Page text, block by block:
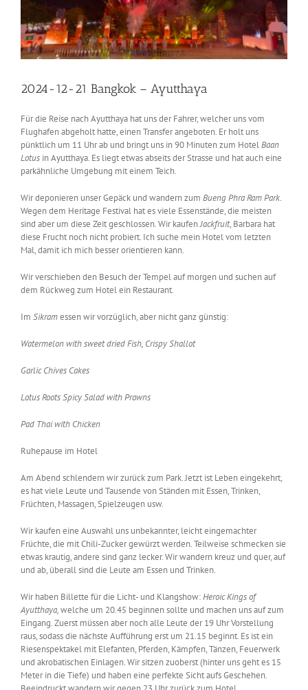
2024-12-21 Bangkok – Ayutthaya
Für die Reise nach Ayutthaya hat uns der Fahrer, welcher uns vom
Flughafen abgeholt hatte, einen Transfer angeboten. Er holt uns
pünktlich um 11 Uhr ab und bringt uns in 90 Minuten zum HotelBaan
Lotusin Ayutthaya. Es liegt etwas abseits der Strasse und hat auch eine
parkähnliche Umgebung mit einem Teich.
Wir deponieren unser Gepäck und wandern zum Bueng Phra Ram Park.
Wegen dem Heritage Festival hat es viele Essenstände, die meisten
sind aber um diese Zeit geschlossen. Wir kaufenJackfruit, Barbara hat
diese Frucht noch nicht probiert. Ich suche mein Hotel vom letzten
Mal, damit ich mich besser orientieren kann.
Wir verschieben den Besuch der Tempel auf morgen und suchen auf
dem Rückweg zum Hotel ein Restaurant.
Im Sikramessen wir vorzüglich, aber nicht ganz günstig:
Watermelon with sweet dried Fish, Crispy Shallot
Garlic Chives Cakes
Lotus Roots Spicy Salad with Prawns
Pad Thai with Chicken
Ruhepause im Hotel
Am Abend schlendern wir zurück zum Park. Jetzt ist Leben eingekehrt,
es hat viele Leute und Tausende von Ständen mit Essen, Trinken,
Früchten, Massagen, Spielzeugen usw.
Wir kaufen eine Auswahl uns unbekannter, leicht eingemachter
Früchte, die mit Chili-Zucker gewürzt werden. Teilweise schmecken sie
etwas krautig, andere sind ganz lecker. Wir wandern kreuz und quer, auf
und ab, überall sind die Leute am Essen und Trinken.
Wir haben Billette für die Licht- und Klangshow:Heroic Kings of
Ayutthaya,welche um 20.45 beginnen sollte und machen uns auf zum
Eingang. Zuerst müssen aber noch alle Leute der 19 Uhr Vorstellung
raus, sodass die nächste Aufführung erst um 21.15 beginnt. Es ist ein
Riesenspektakel mit Elefanten, Pferden, Kämpfen, Tänzen, Feuerwerk
und akrobatischen Einlagen. Wir sitzen zuoberst (hinter uns geht es 15
Meter in die Tiefe) und haben eine perfekte Sicht aufs Geschehen.